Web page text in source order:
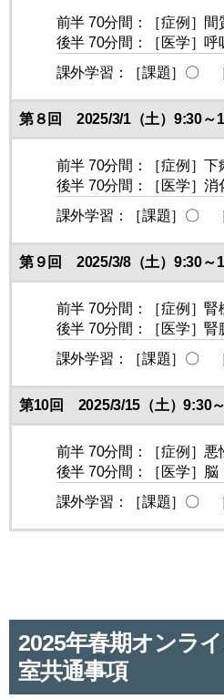
前半 70分間：［症例］間
後半 70分間：［医学］呼
課外学習：［課題］〇
第８回 2025/3/1（土）9:30～
前半 70分間：［症例］下
後半 70分間：［医学］消
課外学習：［課題］〇
第９回 2025/3/8（土）9:30～
前半 70分間：［症例］腎
後半 70分間：［医学］腎
課外学習：［課題］〇
第10回 2025/3/15（土）9:30
前半 70分間：［症例］悪
後半 70分間：［医学］脳
課外学習：［課題］〇
2025年春期オンラ
室共通事項